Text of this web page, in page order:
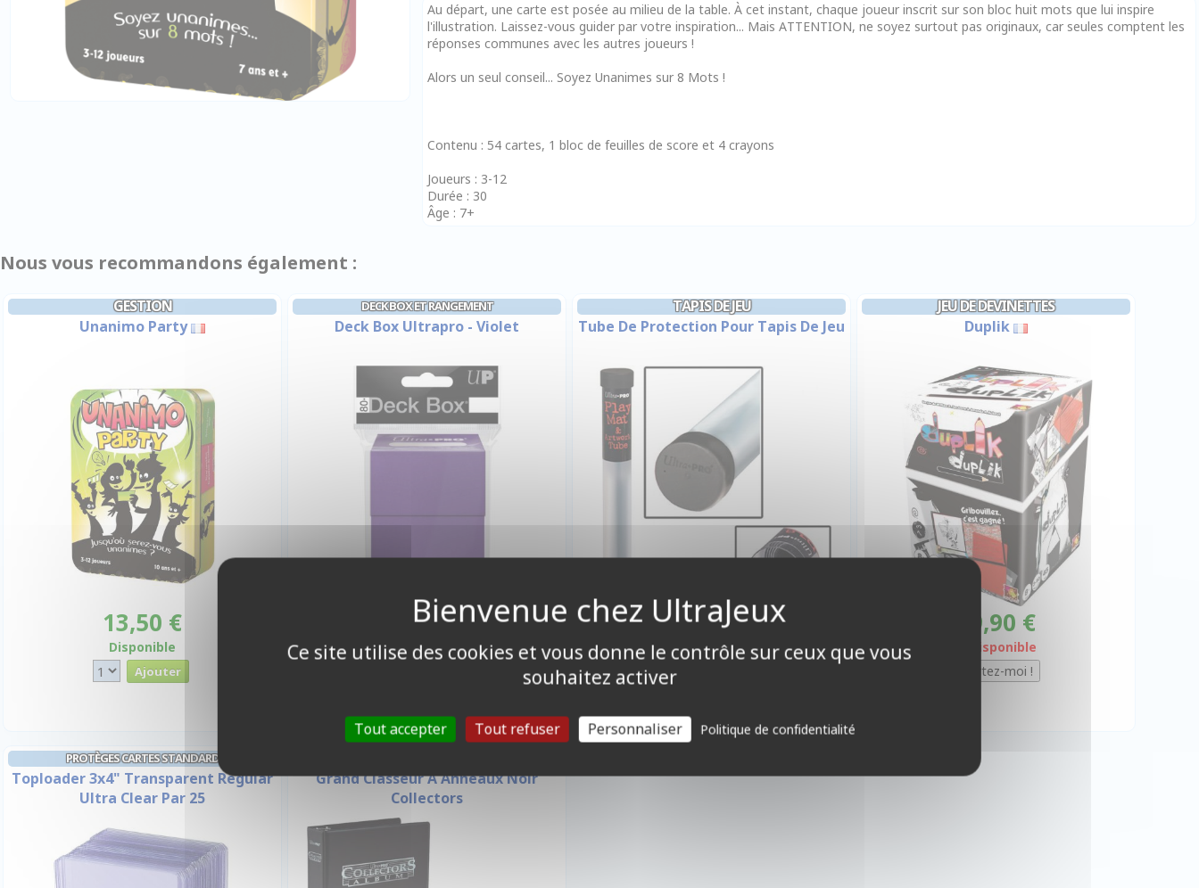
Au départ, une carte est posée au milieu de la table. À cet instant, chaque joueur inscrit sur son bloc huit mots que lui inspire
l'illustration. Laissez-vous guider par votre inspiration... Mais ATTENTION, ne soyez surtout pas originaux, car seules comptent les
réponses communes avec les autres joueurs !
Alors un seul conseil... Soyez Unanimes sur 8 Mots !
Contenu : 54 cartes, 1 bloc de feuilles de score et 4 crayons
Joueurs : 3-12
Durée : 30
Âge : 7+
Nous vous recommandons également :
GESTION
Unanimo Party
13,50 €
Disponible
DECK BOX ET RANGEMENT
Deck Box Ultrapro - Violet
2,50 €
Disponible
TAPIS DE JEU
Tube De Protection Pour Tapis De Jeu
9,90 €
Disponible
JEU DE DEVINETTES
Duplik
19,90 €
Indisponible
PROTÈGES CARTES STANDARD
Toploader 3x4" Transparent Regular
Ultra Clear Par 25
Grand Classeur À Anneaux Noir
Collectors
Ce site utilise des cookies et vous donne le contrôle sur ceux que vous
souhaitez activer
Tout accepter Tout refuser Personnaliser Politique de confidentialité